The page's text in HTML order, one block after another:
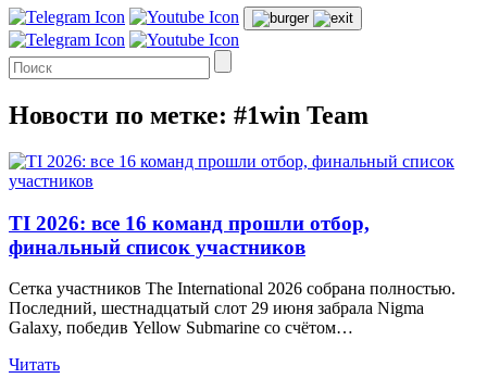
Новости по метке: #1win Team
TI 2026: все 16 команд прошли отбор,
финальный список участников
Сетка участников The International 2026 собрана полностью.
Последний, шестнадцатый слот 29 июня забрала Nigma
Galaxy, победив Yellow Submarine со счётом…
Читать